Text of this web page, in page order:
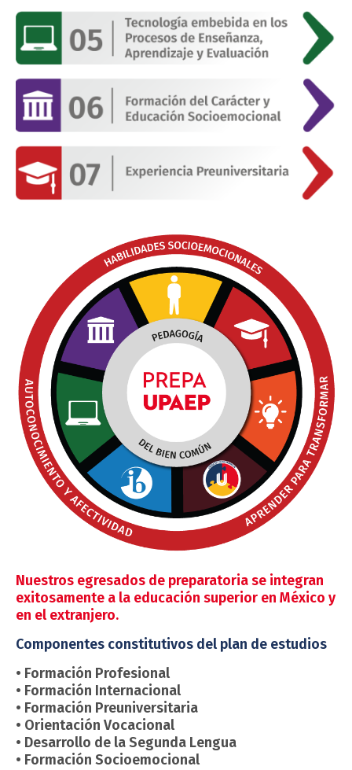
Nuestros egresados de preparatoria se integran
exitosamente a la educación superior en México y
en el extranjero.
Componentes constitutivos del plan de estudios
• Formación Profesional
• Formación Internacional
• Formación Preuniversitaria
• Orientación Vocacional
• Desarrollo de la Segunda Lengua
• Formación Socioemocional